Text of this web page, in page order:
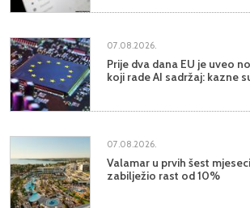
07.08.2026.
Prije dva dana EU je uveo
koji rade AI sadržaj: kazne
07.08.2026.
Valamar u prvih šest
zabilježio rast od 10%